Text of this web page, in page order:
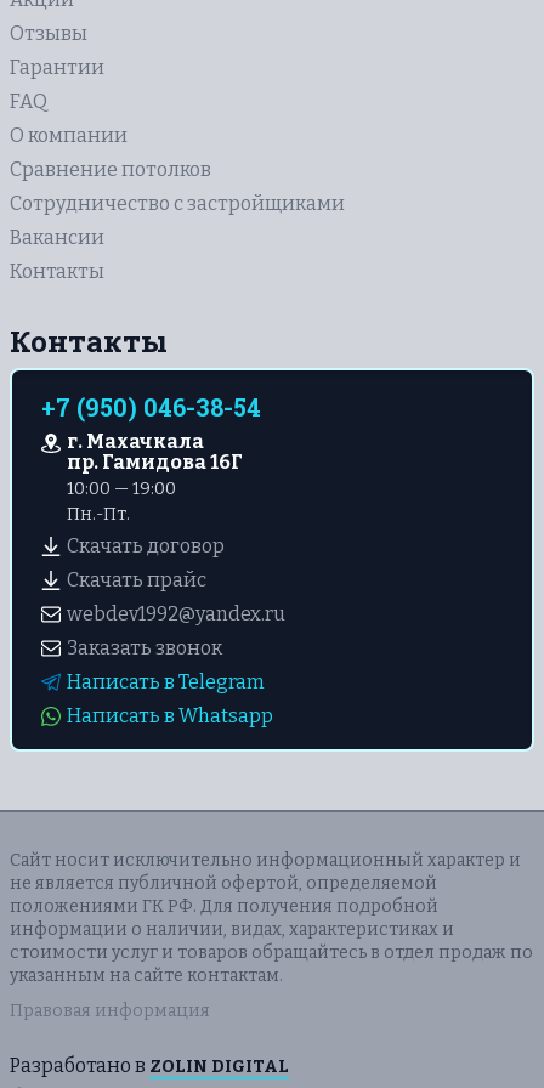
Отзывы
Гарантии
FAQ
О компании
Сравнение потолков
Сотрудничество с застройщиками
Вакансии
Контакты
Контакты
+7 (950) 046-38-54
г. Махачкала
пр. Гамидова 16Г
10:00 — 19:00
Пн.-Пт.
Скачать договор
Скачать прайс
webdev1992@yandex.ru
Заказать звонок
Написать в Telegram
Написать в Whatsapp
Сайт носит исключительно информационный характер и
не является публичной офертой, определяемой
положениями ГК РФ. Для получения подробной
информации о наличии, видах, характеристиках и
стоимости услуг и товаров обращайтесь в отдел продаж по
указанным на сайте контактам.
Правовая информация
Разработано в ZOLIN DIGITAL